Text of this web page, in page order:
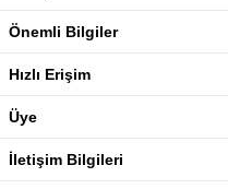
Önemli Bilgiler
Hızlı Erişim
Üye
İletişim Bilgileri